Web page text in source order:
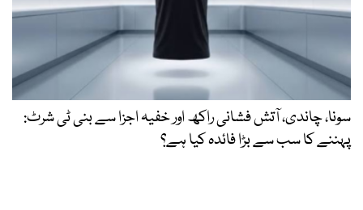
سونا، چاندی، آتش فشانی راکھ اور خفیہ اجزا سے بنی ٹی شرٹ:
پہننے کا سب سے بڑا فائدہ کیا ہے؟